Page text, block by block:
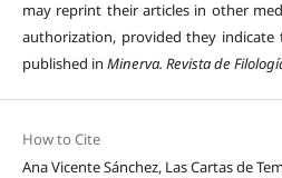
may reprint their articles in other
authorization, provided they
published in Minerva. Revista de
How to Cite
Ana Vicente Sánchez, Las Cartas de